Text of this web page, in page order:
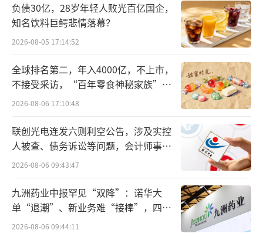
2018年6月，华兰生物和长生生物同时获批
中国首批四价流感疫苗。然而一个月后，长生
生物因严重生产问题被吊销执照，因此很长一
段时间里，四价流感疫苗市场都被华兰生物及
其子公司华兰疫苗独占。
流感疫苗批签发数量分别为512.2万剂、836.1
万剂和2062.4万剂。按照每支128元计算，华兰
疫苗四价疫苗的年销售量约为6.5亿元至26.3亿
元之间，位居全国首位。
市场这么大，自然竞争者很多，2019年至
负债30亿，28岁年轻人败光百亿国企，
知名饮料巨鳄悲情落幕？
2026-08-05 17:14:52
全球排名第二，年入4000亿，不上市，
不接受采访，“百年零食神秘家族”浮
出水面？
2026-08-06 17:10:48
联创光电连发六则利空公告，涉及实控
人被查、债务诉讼等问题，会计师事务
所曾出具“保留意见”
2026-08-06 09:43:47
九洲药业中报罕见“双降”：诺华大
单“退潮”、新业务难“接棒”，四大
难关待闯
2026-08-06 09:44:11